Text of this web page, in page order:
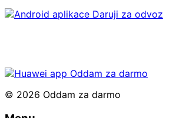
© 2026 Oddam za darmo